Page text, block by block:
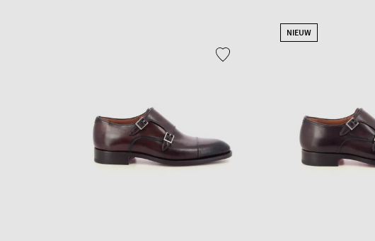
NIEUW